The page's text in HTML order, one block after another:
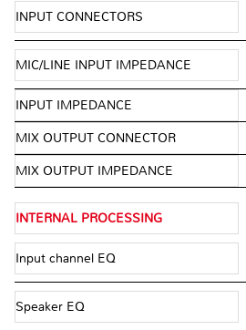
INPUT CONNECTORS
MIC/LINE INPUT IMPEDANCE
INPUT IMPEDANCE
MIX OUTPUT CONNECTOR
MIX OUTPUT IMPEDANCE
INTERNAL PROCESSING
Input channel EQ
Speaker EQ